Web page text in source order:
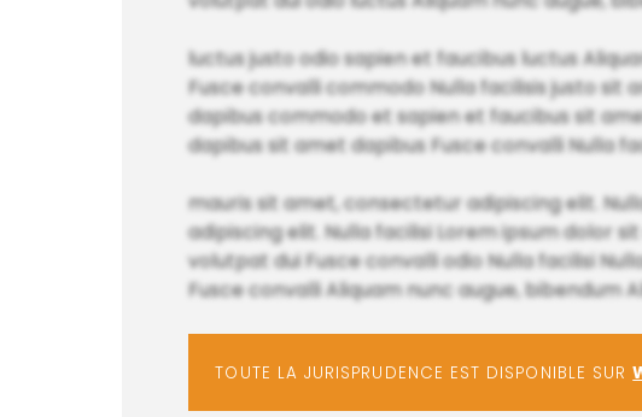
luctus justo odio sapien et faucibus luctus
Fusce convalli commodo Nulla facilisis justo
dapibus commodo et sapien et faucibus sit
dapibus sit amet dapibus Fusce convalli Nulla
mauris sit amet, consectetur adipiscing elit.
adipiscing elit. Nulla facilisi Lorem ipsum dolor
volutpat dui Fusce convalli odio Nulla facilisi
Fusce convalli Aliquam nunc augue, bibendum
TOUTE LA JURISPRUDENCE EST DISPONIBLE SUR